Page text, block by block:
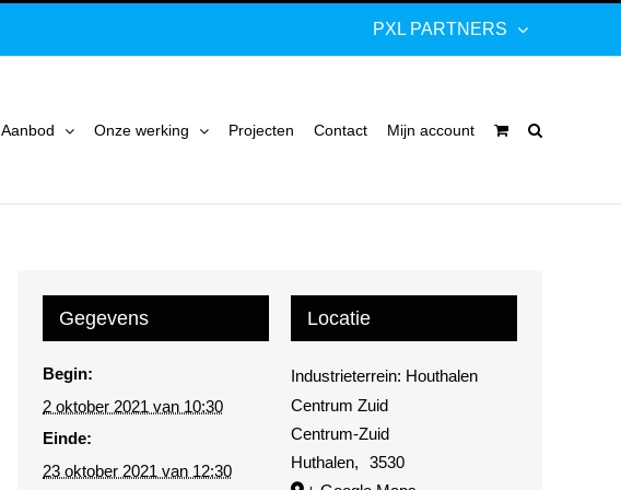
PXL PARTNERS
Aanbod Onze werking Projecten Contact Mijn account
Gegevens
Begin:
2 oktober 2021 van 10:30
Einde:
23 oktober 2021 van 12:30
Locatie
Industrieterrein: Houthalen
Centrum Zuid
Centrum-Zuid
Huthalen,
3530